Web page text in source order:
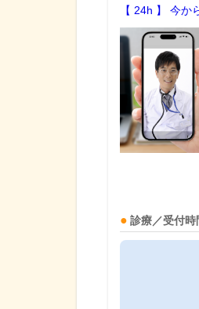
【 24h 】 今か
診療／受付時